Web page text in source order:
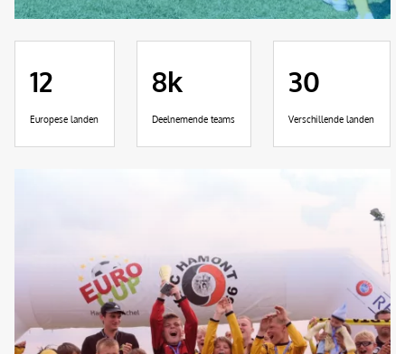
12
Europese landen
8k
Deelnemende teams
30
Verschillende landen